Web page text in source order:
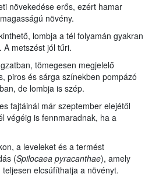
növekedése erős, ezért hamar
növény.
lombja a tél folyamán gyakran
A metszést jól tűri.
tömegesen megjelelő
piros és sárga színekben pompázó
de lombja is szép.
fajtáinál már szeptember elejétől
végéig is fennmaradnak, ha a
a leveleket és a termést
(Spilocaea pyracanthae), amely
elcsúfíthatja a növényt.